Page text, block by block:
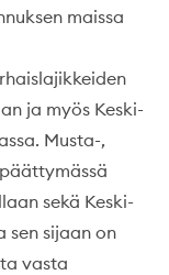
maissa
ja myös Keski-
Musta-,
sekä Keski-
sen sijaan on
vasta